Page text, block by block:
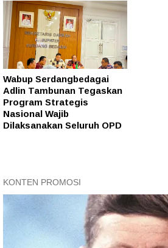
Wabup Serdangbedagai
Adlin Tambunan Tegaskan
Program Strategis
Nasional Wajib
Dilaksanakan Seluruh OPD